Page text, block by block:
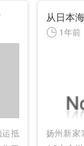
运抵
从日本
1年前
扬州新家